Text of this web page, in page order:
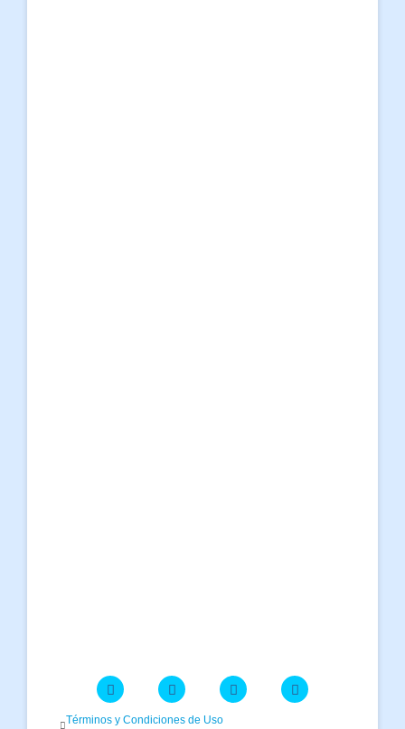
Términos y Condiciones de Uso